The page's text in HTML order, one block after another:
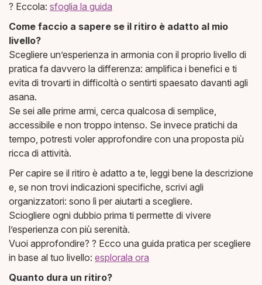
? Eccola: sfoglia la guida
Come faccio a sapere se il ritiro è adatto al mio
livello?
Scegliere un’esperienza in armonia con il proprio livello di
pratica fa davvero la differenza: amplifica i benefici e ti
evita di trovarti in difficoltà o sentirti spaesato davanti agli
asana.
Se sei alle prime armi, cerca qualcosa di semplice,
accessibile e non troppo intenso. Se invece pratichi da
tempo, potresti voler approfondire con una proposta più
ricca di attività.
Per capire se il ritiro è adatto a te, leggi bene la descrizione
e, se non trovi indicazioni specifiche, scrivi agli
organizzatori: sono lì per aiutarti a scegliere.
Sciogliere ogni dubbio prima ti permette di vivere
l’esperienza con più serenità.
Vuoi approfondire? ? Ecco una guida pratica per scegliere
in base al tuo livello: esplorala ora
Quanto dura un ritiro?